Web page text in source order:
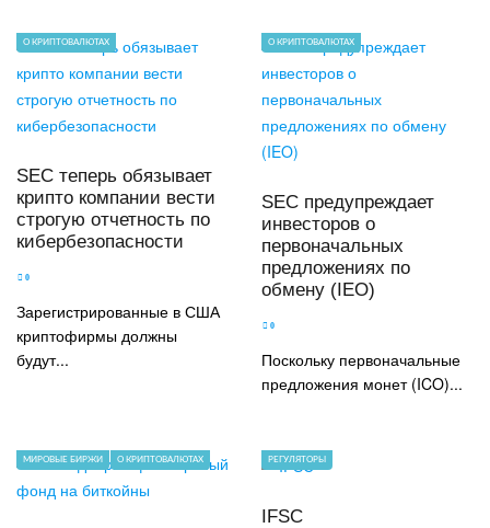
О КРИПТОВАЛЮТАХ
SEC теперь обязывает
крипто компании вести
строгую отчетность по
кибербезопасности
0
Зарегистрированные в США
криптофирмы должны
будут...
О КРИПТОВАЛЮТАХ
SEC предупреждает
инвесторов о
первоначальных
предложениях по
обмену (IEO)
0
Поскольку первоначальные
предложения монет (ICO)...
МИРОВЫЕ БИРЖИ О КРИПТОВАЛЮТАХ РЕГУЛЯТОРЫ
IFSC